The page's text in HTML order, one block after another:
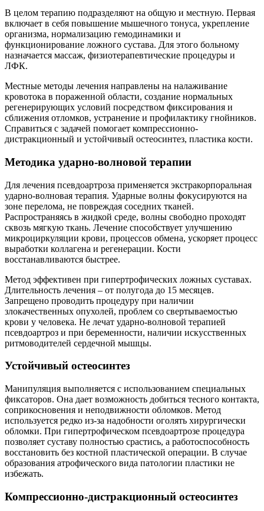
В целом терапию подразделяют на общую и местную. Первая
включает в себя повышение мышечного тонуса, укрепление
организма, нормализацию гемодинамики и
функционирование ложного сустава. Для этого больному
назначается массаж, физиотерапевтические процедуры и
ЛФК.
Местные методы лечения направлены на налаживание
кровотока в пораженной области, создание нормальных
регенерирующих условий посредством фиксирования и
сближения отломков, устранение и профилактику гнойников.
Справиться с задачей помогает компрессионно-
дистракционный и устойчивый остеосинтез, пластика кости.
Методика ударно-волновой терапии
Для лечения псевдоартроза применяется экстракорпоральная
ударно-волновая терапия. Ударные волны фокусируются на
зоне перелома, не повреждая соседних тканей.
Распространяясь в жидкой среде, волны свободно проходят
сквозь мягкую ткань. Лечение способствует улучшению
микроциркуляции крови, процессов обмена, ускоряет процесс
выработки коллагена и регенерации. Кости
восстанавливаются быстрее.
Метод эффективен при гипертрофических ложных суставах.
Длительность лечения – от полугода до 15 месяцев.
Запрещено проводить процедуру при наличии
злокачественных опухолей, проблем со свертываемостью
крови у человека. Не лечат ударно-волновой терапией
псевдоартроз и при беременности, наличии искусственных
ритмоводителей сердечной мышцы.
Устойчивый остеосинтез
Манипуляция выполняется с использованием специальных
фиксаторов. Она дает возможность добиться тесного контакта,
соприкосновения и неподвижности обломков. Метод
используется редко из-за надобности оголять хирургически
обломки. При гипертрофическом псевдоартрозе процедура
позволяет суставу полностью срастись, а работоспособность
восстановить без костной пластической операции. В случае
образования атрофического вида патологии пластики не
избежать.
Компрессионно-дистракционный остеосинтез